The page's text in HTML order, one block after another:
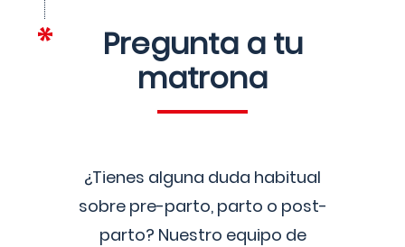
Pregunta a tu
matrona
¿Tienes alguna duda habitual
sobre pre-parto, parto o post-
parto? Nuestro equipo de